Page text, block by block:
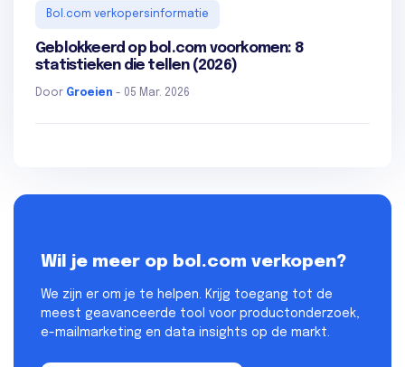
Bol.com verkopersinformatie
Geblokkeerd op bol.com voorkomen: 8
statistieken die tellen (2026)
Door Groeien - 05 Mar. 2026
Wil je meer op bol.com verkopen?
We zijn er om je te helpen. Krijg toegang tot de
meest geavanceerde tool voor productonderzoek,
e-mailmarketing en data insights op de markt.